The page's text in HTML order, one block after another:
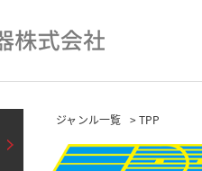
ジャンル一覧 > TPP